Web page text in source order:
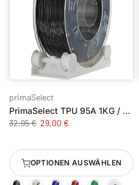
primaSelect
PrimaSelect TPU 95A 1KG / 1.75mm
32,95 € 29,00 €
OPTIONEN AUSWÄHLEN